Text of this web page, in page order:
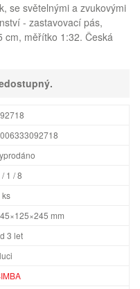
se světelnými a zvukovými
- zastavovací pás,
cm, měřítko 1:32. Česká
/ 1 / 8
ks
mm
3 let